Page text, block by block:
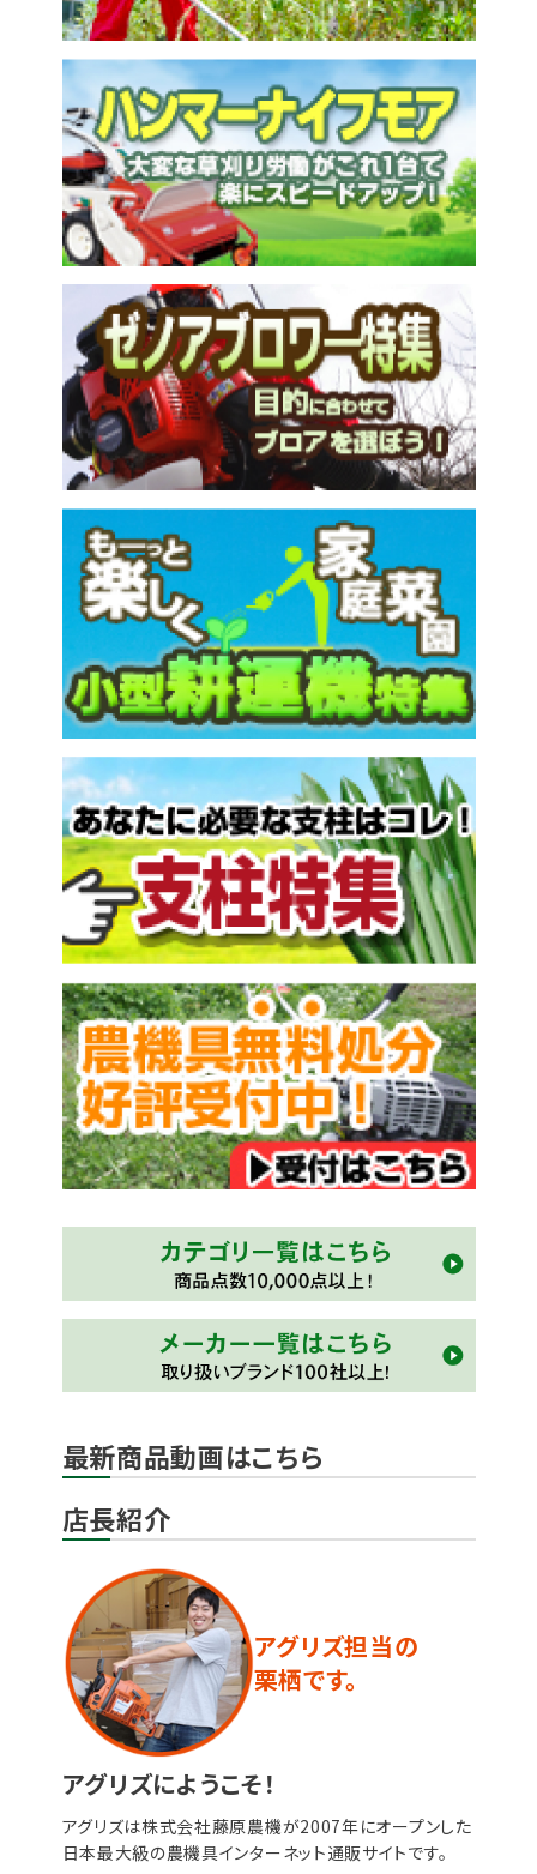
最新商品動画はこちら
店長紹介
アグリズ担当の
栗栖です。
アグリズにようこそ！
アグリズは株式会社藤原農機が2007年にオープンした
日本最大級の農機具インターネット通販サイトです。